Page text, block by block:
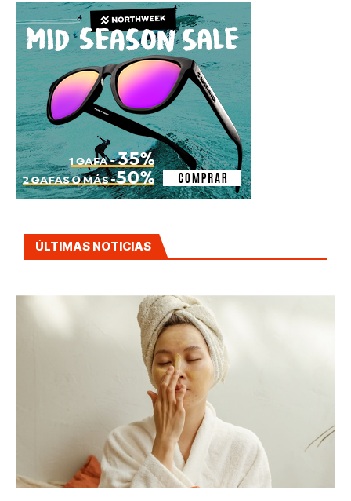
ÚLTIMAS NOTICIAS